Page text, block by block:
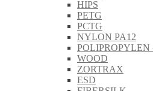
HIPS
PETG
PCTG
NYLON PA12
POLIPROPYLEN
WOOD
ZORTRAX
ESD